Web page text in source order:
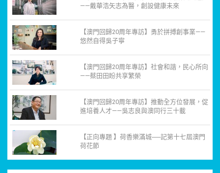
——戴華浩矢志為醫，創設健康未來
【澳門回歸20周年專訪】勇於拼搏創事業——
悠然自得吳子寧
【澳門回歸20周年專訪】社會和諧，民心所向
——蔡田田盼共享繁榮
【澳門回歸20周年專訪】推動全方位發展，促
進培養人才——吳志良與澳同行三十載
【正向專題 】荷香樂滿城──記第十七屆澳門
荷花節